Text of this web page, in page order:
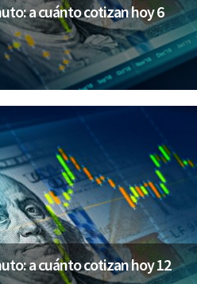
a cuánto cotizan hoy 6
a cuánto cotizan hoy 12